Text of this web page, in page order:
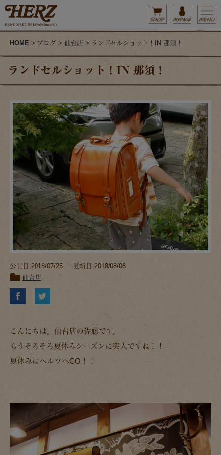
HOME > ブログ > 仙台店 > ランドセルショット！IN 那須！
ランドセルショット！IN 那須！
公開日:2018/07/25 ｜ 更新日:2018/08/08
仙台店
こんにちは。仙台店の佐藤です。
もうそろそろ夏休みシーズンに突入ですね！！
夏休みはヘルツへGO！！